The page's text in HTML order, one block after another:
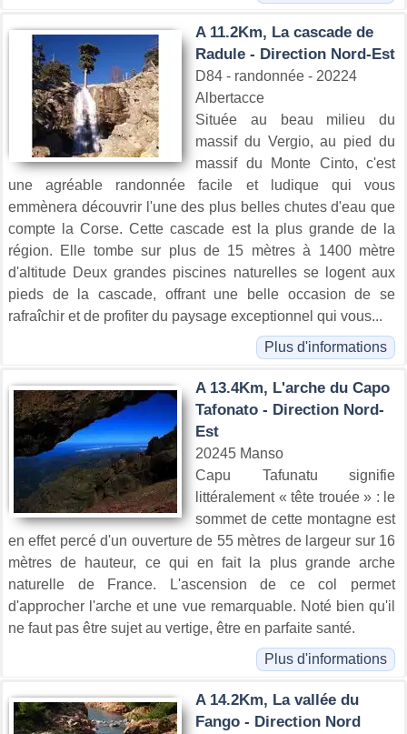
A 11.2Km, La cascade de
Radule - Direction Nord-Est
D84 - randonnée - 20224
Albertacce
Située au beau milieu du
massif du Vergio, au pied du
massif du Monte Cinto, c'est
une agréable randonnée facile et ludique qui vous
emmènera découvrir l'une des plus belles chutes d'eau que
compte la Corse. Cette cascade est la plus grande de la
région. Elle tombe sur plus de 15 mètres à 1400 mètre
d'altitude Deux grandes piscines naturelles se logent aux
pieds de la cascade, offrant une belle occasion de se
rafraîchir et de profiter du paysage exceptionnel qui vous...
Plus d'informations
A 13.4Km, L'arche du Capo
Tafonato - Direction Nord-
Est
20245 Manso
Capu Tafunatu signifie
littéralement « tête trouée » : le
sommet de cette montagne est
en effet percé d'un ouverture de 55 mètres de largeur sur 16
mètres de hauteur, ce qui en fait la plus grande arche
naturelle de France. L'ascension de ce col permet
d'approcher l'arche et une vue remarquable. Noté bien qu'il
ne faut pas être sujet au vertige, être en parfaite santé.
Plus d'informations
A 14.2Km, La vallée du
Fango - Direction Nord